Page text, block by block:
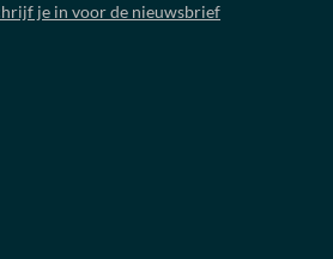
je in voor de nieuwsbrief